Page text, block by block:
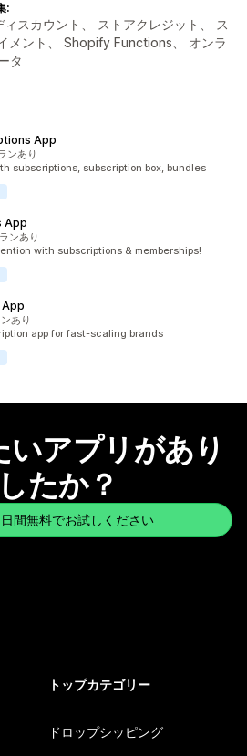
:
スカウント、 ストアクレジット、 ス
メント、 Shopify Functions、 オンラ
タ
App
件
ンあり
subscriptions, subscription box, bundles
App
件
ンあり
with subscriptions & memberships!
あり
app for fast-scaling brands
アプリがあり
たか？
間無料でお試しください
トップカテゴリー
ドロップシッピング